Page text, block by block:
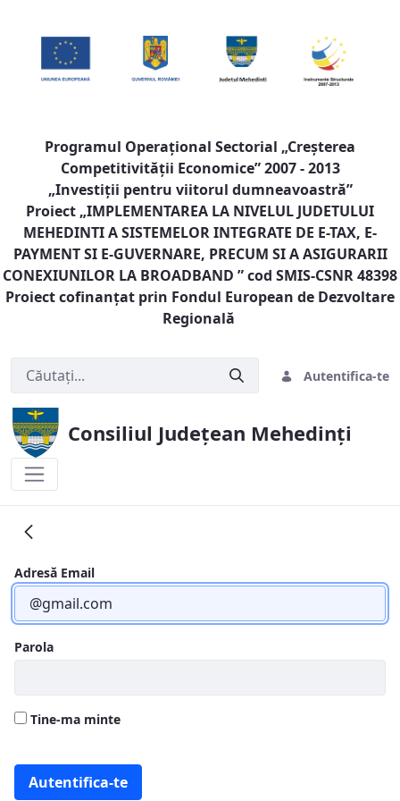
Programul Operaţional Sectorial „Creşterea
Competitivităţii Economice” 2007 - 2013
„Investiţii pentru viitorul dumneavoastră”
Proiect „IMPLEMENTAREA LA NIVELUL JUDETULUI
MEHEDINTI A SISTEMELOR INTEGRATE DE E-TAX, E-
PAYMENT SI E-GUVERNARE, PRECUM SI A ASIGURARII
CONEXIUNILOR LA BROADBAND ” cod SMIS-CSNR 48398
Proiect cofinanţat prin Fondul European de Dezvoltare
Regională
Autentifica-te
Consiliul Județean Mehedinți
Adresă Email
Parola
Tine-ma minte
Autentifica-te